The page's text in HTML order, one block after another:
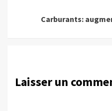
Carburants:
Laisser un